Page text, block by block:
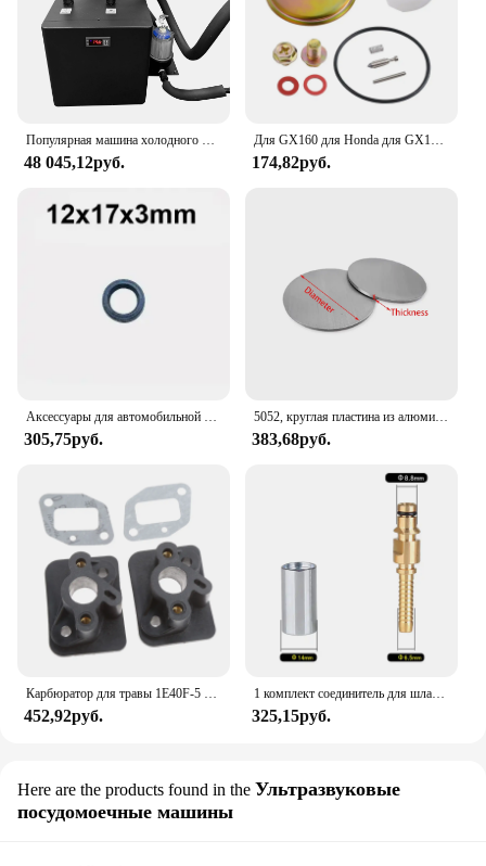
Популярная машина холодного погружения для восстановления бочек с холодной водой, ледяных ванн, охладитель с фильтром
48 045,12руб.
Для GX160 для Honda для GX120 сменный карбюратор, комплект карбюратора для квадроциклов, прокладка чаши, игольчатый клапан камеры карбюратора
174,82руб.
Аксессуары для автомобильной головки высокого давления, водное уплотнение 10x16x4 12x17x3 12x18x5 12x20x5,3 14x20x5 мм, герметичная чаша
305,75руб.
5052, круглая пластина из алюминиевого сплава, диск, радиатор, тонкая пластинчатая прокладка, лазерная резка, обработка металла, толщина материала 1/1,2/1,5/2/2
383,68руб.
Карбюратор для травы 1E40F-5 44F-5 BC430 CG430 CG520 43CC 52CC, 4 шт.
452,92руб.
1 комплект соединитель для шланга высокого давления с гнездом для K Lavor Air Daewoo Black & Decker, адаптер для ремонта, аксессуары для автомобильной мойки
325,15руб.
Here are the products found in the Ультразвуковые
посудомоечные машины